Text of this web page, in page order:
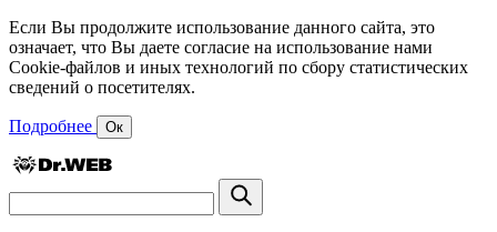
Если Вы продолжите использование данного сайта, это
означает, что Вы даете согласие на использование нами
Cookie-файлов и иных технологий по сбору статистических
сведений о посетителях.
Подробнее Ок